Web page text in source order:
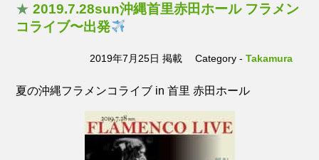
Topics
Lesson
★ 2019.7.28sun沖縄首里赤田ホール フラメン
コライブ〜出発
2019年7月25日 掲載 Category -Takamura
夏の沖縄フラメンコライブ in 首里 赤田ホール